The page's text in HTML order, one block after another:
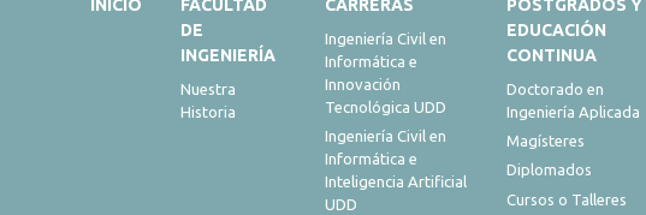
INICIO
FACULTAD
DE
INGENIERÍA
Nuestra
Historia
CARRERAS
Ingeniería Civil en
Informática e
Innovación
Tecnológica UDD
Ingeniería Civil en
Informática e
Inteligencia Artificial
UDD
POSTGRADOS Y
EDUCACIÓN
CONTINUA
Doctorado en
Ingeniería Aplicada
Magísteres
Diplomados
Cursos o Talleres